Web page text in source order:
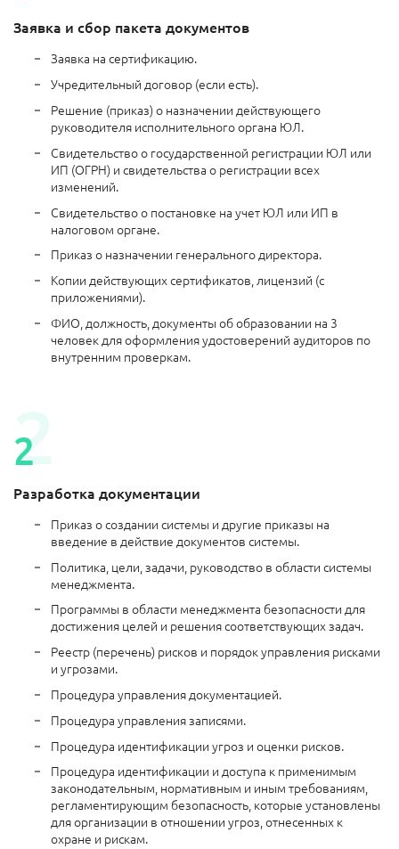
Заявка и сбор пакета документов
Заявка на сертификацию.
Учредительный договор (если есть).
Решение (приказ) о назначении действующего
руководителя исполнительного органа ЮЛ.
Свидетельство о государственной регистрации ЮЛ или
ИП (ОГРН) и свидетельства о регистрации всех
изменений.
Свидетельство о постановке на учет ЮЛ или ИП в
налоговом органе.
Приказ о назначении генерального директора.
Копии действующих сертификатов, лицензий (с
приложениями).
ФИО, должность, документы об образовании на 3
человек для оформления удостоверений аудиторов по
внутренним проверкам.
Разработка документации
Приказ о создании системы и другие приказы на
введение в действие документов системы.
Политика, цели, задачи, руководство в области системы
менеджмента.
Программы в области менеджмента безопасности для
достижения целей и решения соответствующих задач.
Реестр (перечень) рисков и порядок управления рисками
и угрозами.
Процедура управления документацией.
Процедура управления записями.
Процедура идентификации угроз и оценки рисков.
Процедура идентификации и доступа к применимым
законодательным, нормативным и иным требованиям,
регламентирующим безопасность, которые установлены
для организации в отношении угроз, отнесенных к
охране и рискам.